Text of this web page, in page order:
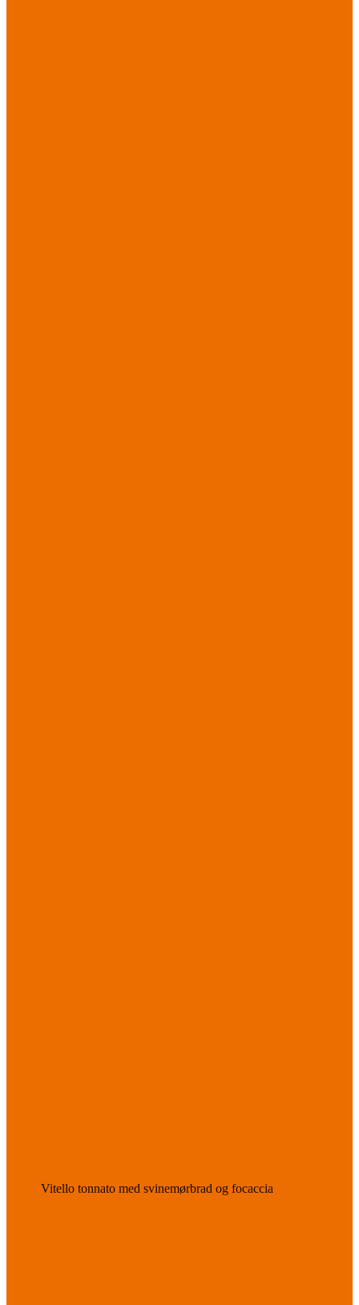
Vitello tonnato med svinemørbrad og focaccia